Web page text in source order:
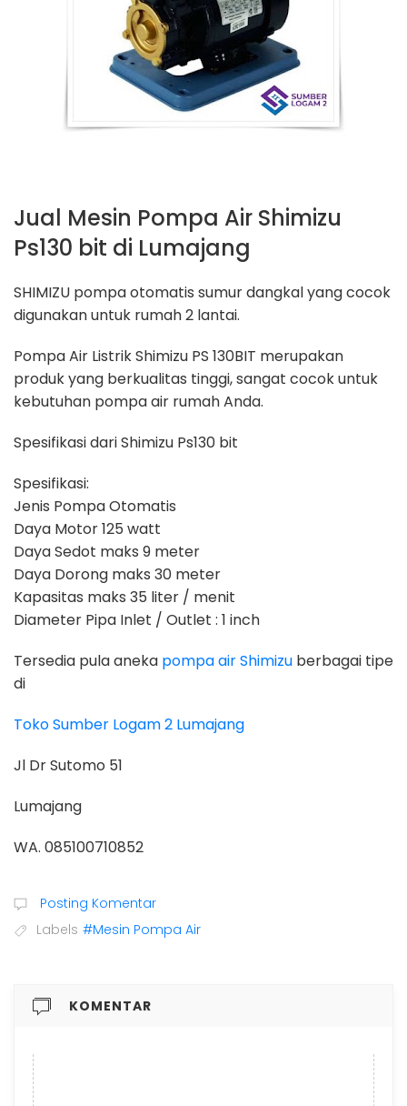
Jual Mesin Pompa Air Shimizu
Ps130 bit di Lumajang
SHIMIZU pompa otomatis sumur dangkal yang cocok
digunakan untuk rumah 2 lantai.
Pompa Air Listrik Shimizu PS 130BIT merupakan
produk yang berkualitas tinggi, sangat cocok untuk
kebutuhan pompa air rumah Anda.
Spesifikasi dari Shimizu Ps130 bit
Spesifikasi:
Jenis Pompa Otomatis
Daya Motor 125 watt
Daya Sedot maks 9 meter
Daya Dorong maks 30 meter
Kapasitas maks 35 liter / menit
Diameter Pipa Inlet / Outlet : 1 inch
Tersedia pula aneka pompa air Shimizu berbagai tipe
di
Toko Sumber Logam 2 Lumajang
Jl Dr Sutomo 51
Lumajang
WA. 085100710852
Posting Komentar
Labels #Mesin Pompa Air
KOMENTAR